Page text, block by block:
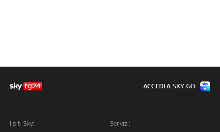
I siti Sky: Servizi:
ACCEDI A SKY GO